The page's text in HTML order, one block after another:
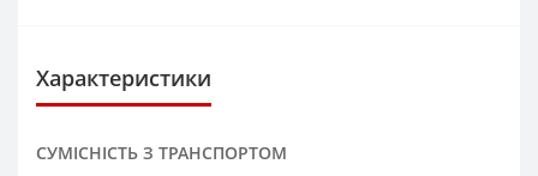
Характеристики
СУМІСНІСТЬ З ТРАНСПОРТОМ